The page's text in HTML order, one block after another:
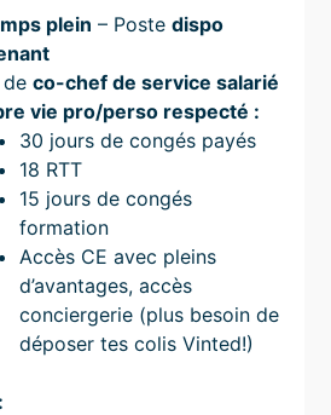
plein – Postedispo
deco-chef de service salarié
vie pro/perso respecté :
30 jours de congés payés
18 RTT
15 jours de congés
formation
Accès CE avec pleins
d’avantages, accès
conciergerie (plus besoin de
déposer tes colis Vinted!)